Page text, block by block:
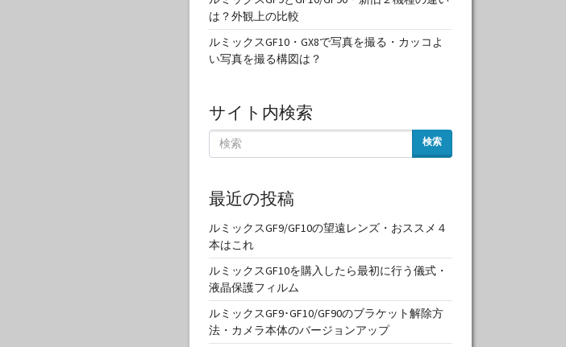
は？外観上の比較
ルミックスGF10・GX8で写真を撮る・カッコよ
い写真を撮る構図は？
サイト内検索
検索
最近の投稿
ルミックスGF9/GF10の望遠レンズ・おススメ４
本はこれ
ルミックスGF10を購入したら最初に行う儀式・
液晶保護フィルム
ルミックスGF9･GF10/GF90のブラケット解除方
法・カメラ本体のバージョンアップ